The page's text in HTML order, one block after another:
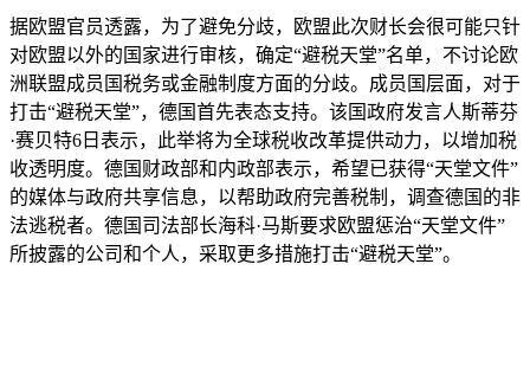
据欧盟官员透露，为了避免分歧，欧盟此次财长会很可能只针
对欧盟以外的国家进行审核，确定“避税天堂”名单，不讨论欧
洲联盟成员国税务或金融制度方面的分歧。成员国层面，对于
打击“避税天堂”，德国首先表态支持。该国政府发言人斯蒂芬
·赛贝特6日表示，此举将为全球税收改革提供动力，以增加税
收透明度。德国财政部和内政部表示，希望已获得“天堂文件”
的媒体与政府共享信息，以帮助政府完善税制，调查德国的非
法逃税者。德国司法部长海科·马斯要求欧盟惩治“天堂文件”
所披露的公司和个人，采取更多措施打击“避税天堂”。